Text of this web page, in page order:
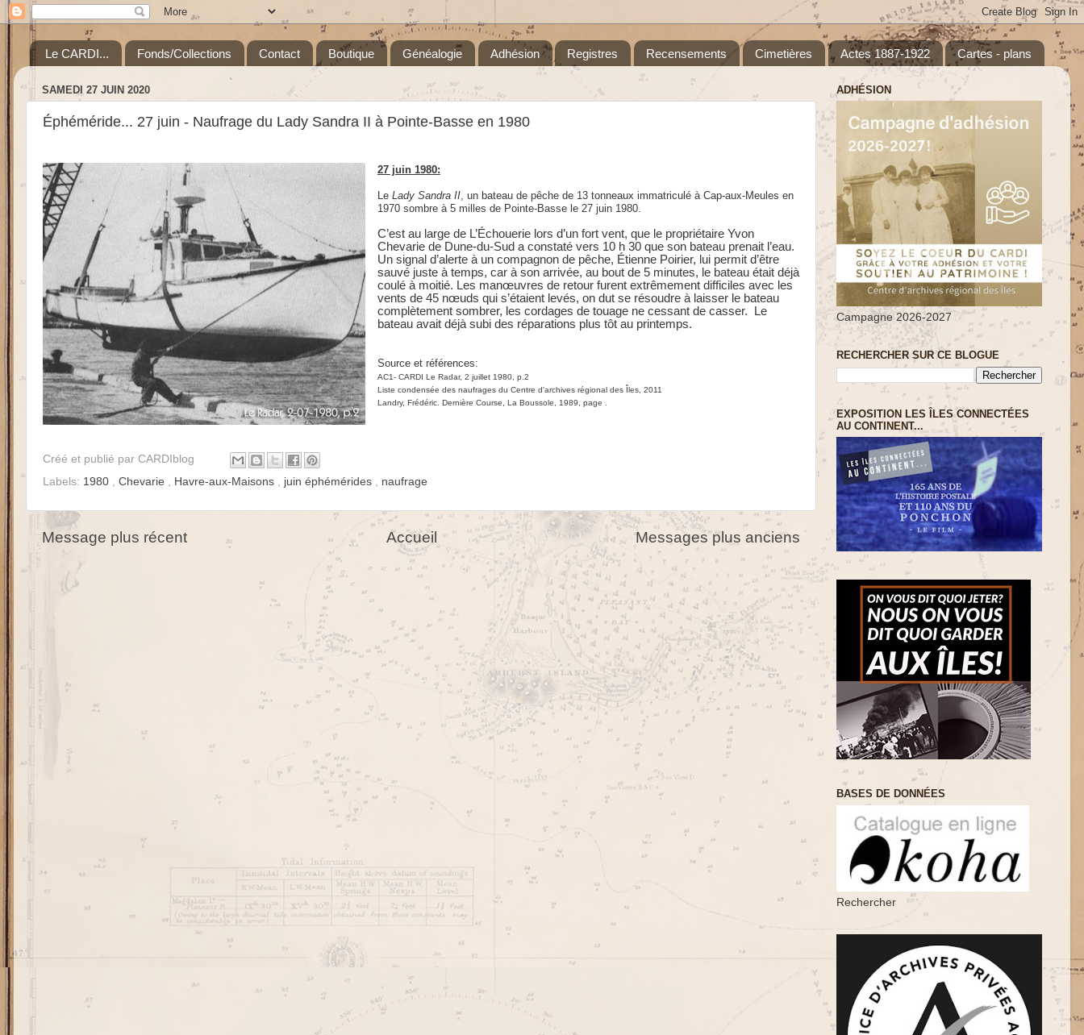
Le CARDI... Fonds/Collections Contact Boutique Généalogie Adhésion Registres Recensements Cimetières Actes 1887-1922 Cartes - plans
SAMEDI 27 JUIN 2020
Éphéméride... 27 juin - Naufrage du Lady Sandra II à Pointe-Basse en 1980
27 juin 1980:
Le Lady Sandra II, un bateau de pêche de 13 tonneaux immatriculé à Cap-aux-Meules en
1970 sombre à 5 milles de Pointe-Basse le 27 juin 1980.
C’est au large de L’Échouerie lors d’un fort vent, que le propriétaire Yvon
Chevarie de Dune-du-Sud a constaté vers 10 h 30 que son bateau prenait l’eau.
Un signal d’alerte à un compagnon de pêche, Étienne Poirier, lui permit d’être
sauvé juste à temps, car à son arrivée, au bout de 5 minutes, le bateau était déjà
coulé à moitié. Les manœuvres de retour furent extrêmement difficiles avec les
vents de 45 nœuds qui s’étaient levés, on dut se résoudre à laisser le bateau
complètement sombrer, les cordages de touage ne cessant de casser. Le
bateau avait déjà subi des réparations plus tôt au printemps.
Source et références:
AC1- CARDI Le Radar, 2 juillet 1980, p.2
Liste condensée des naufrages du Centre d'archives régional des Îles, 2011
Landry, Frédéric. Dernière Course, La Boussole, 1989, page .
Créé et publié par CARDIblog
Labels: 1980 Chevarie Havre-aux-Maisons juin éphémérides naufrage
Message plus récent Messages plus anciens
Accueil
ADHÉSION
Campagne 2026-2027
RECHERCHER SUR CE BLOGUE
EXPOSITION LES ÎLES CONNECTÉES
AU CONTINENT...
BASES DE DONNÉES
Rechercher